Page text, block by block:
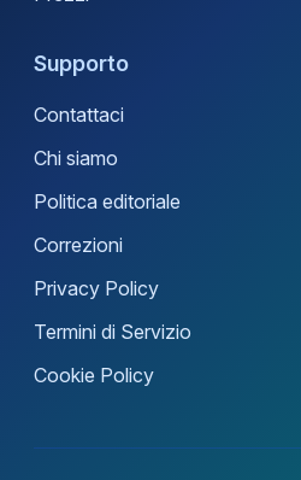
Supporto
Contattaci
Chi siamo
Politica editoriale
Correzioni
Privacy Policy
Termini di Servizio
Cookie Policy